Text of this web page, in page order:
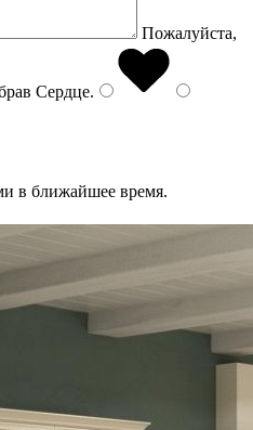
Пожалуйста,
Сердце.
в ближайшее время.